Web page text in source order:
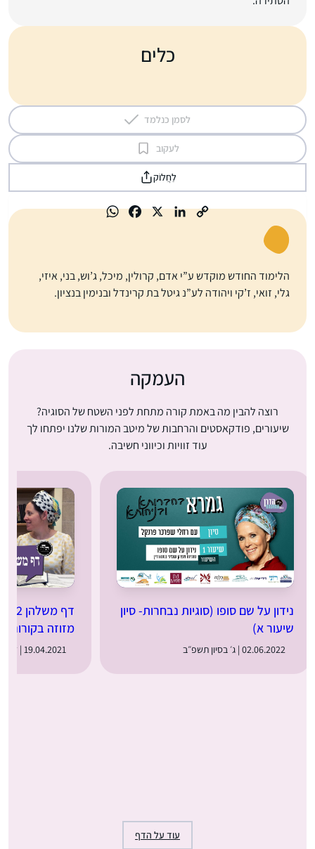
כלים
לסמן כנלמד
לעקוב
לַחֲלוֹק
הלימוד החודש מוקדש ע”י אדם, קרולין, מיכל, ג’וש, בני, איזי,
גלי, זואי, ז’קי ויהודה לע”נ גיטל בת קרינדל ובנימין בנציון.
העמקה
רוצה להבין מה באמת קורה מתחת לפני השטח של הסוגיה?
שיעורים, פודקאסטים והרחבות של מיטב המורות שלנו יפתחו לך
עוד זוויות וכיווני חשיבה.
נידון על שם סופו (סוגיות נבחרות- סיון
שיעור א)
02.06.2022 | ג׳ בסיון תשפ״ב
מזוזה בקורונה?
19.04.2021 | ז׳ באייר תשפ״א
עוד על הדף